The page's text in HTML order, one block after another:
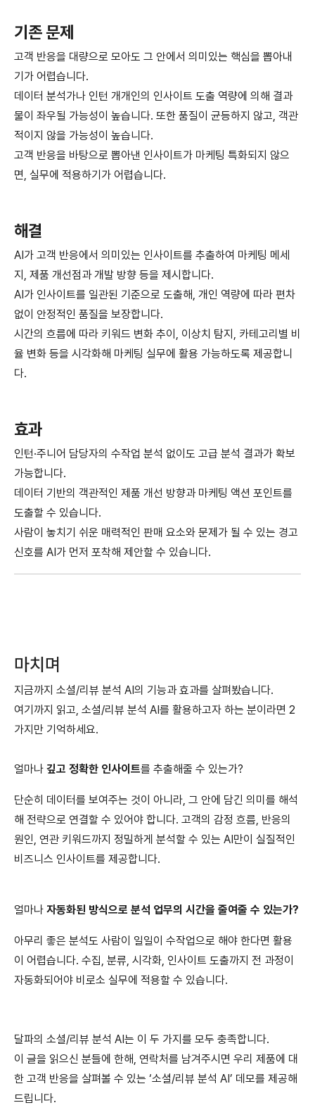
기존 문제
고객 반응을 대량으로 모아도 그 안에서 의미있는 핵심을 뽑아내
기가 어렵습니다.
데이터 분석가나 인턴 개개인의 인사이트 도출 역량에 의해 결과
물이 좌우될 가능성이 높습니다. 또한 품질이 균등하지 않고, 객관
적이지 않을 가능성이 높습니다.
고객 반응을 바탕으로 뽑아낸 인사이트가 마케팅 특화되지 않으
면, 실무에 적용하기가 어렵습니다.
해결
AI가 고객 반응에서 의미있는 인사이트를 추출하여 마케팅 메세
지, 제품 개선점과 개발 방향 등을 제시합니다.
AI가 인사이트를 일관된 기준으로 도출해, 개인 역량에 따라 편차
없이 안정적인 품질을 보장합니다.
시간의 흐름에 따라 키워드 변화 추이, 이상치 탐지, 카테고리별 비
율 변화 등을 시각화해 마케팅 실무에 활용 가능하도록 제공합니
다.
효과
인턴·주니어 담당자의 수작업 분석 없이도 고급 분석 결과가 확보
가능합니다.
데이터 기반의 객관적인 제품 개선 방향과 마케팅 액션 포인트를
도출할 수 있습니다.
사람이 놓치기 쉬운 매력적인 판매 요소와 문제가 될 수 있는 경고
신호를 AI가 먼저 포착해 제안할 수 있습니다.
마치며
지금까지 소셜/리뷰 분석 AI의 기능과 효과를 살펴봤습니다.
여기까지 읽고, 소셜/리뷰 분석 AI를 활용하고자 하는 분이라면 2
가지만 기억하세요.
얼마나 깊고 정확한 인사이트를 추출해줄 수 있는가?
단순히 데이터를 보여주는 것이 아니라, 그 안에 담긴 의미를 해석
해 전략으로 연결할 수 있어야 합니다. 고객의 감정 흐름, 반응의
원인, 연관 키워드까지 정밀하게 분석할 수 있는 AI만이 실질적인
비즈니스 인사이트를 제공합니다.
얼마나 자동화된 방식으로 분석 업무의 시간을 줄여줄 수 있는가?
아무리 좋은 분석도 사람이 일일이 수작업으로 해야 한다면 활용
이 어렵습니다. 수집, 분류, 시각화, 인사이트 도출까지 전 과정이
자동화되어야 비로소 실무에 적용할 수 있습니다.
달파의 소셜/리뷰 분석 AI는 이 두 가지를 모두 충족합니다.
이 글을 읽으신 분들에 한해, 연락처를 남겨주시면 우리 제품에 대
한 고객 반응을 살펴볼 수 있는 ‘소셜/리뷰 분석 AI’ 데모를 제공해
드립니다.